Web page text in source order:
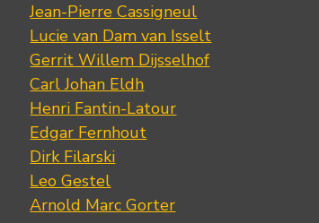
Jean-Pierre Cassigneul
Lucie van Dam van Isselt
Gerrit Willem Dijsselhof
Carl Johan Eldh
Henri Fantin-Latour
Edgar Fernhout
Dirk Filarski
Leo Gestel
Arnold Marc Gorter